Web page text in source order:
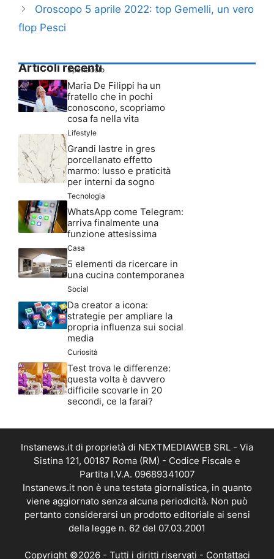
Oroscopo 5 aprile 2022: top Gemelli, un vero
flop Pesci
Articoli recenti
Spettacolo
Maria De Filippi ha un
fratello che in pochi
conoscono, scopriamo
cosa fa nella vita
Lifestyle
Grandi lastre in gres
porcellanato effetto
marmo: lusso e praticità
per interni da sogno
Tecnologia
WhatsApp come Telegram:
arriva finalmente una
funzione attesissima
Casa
5 elementi da ricercare in
una cucina contemporanea
Social
Da creator a icona:
strategie per ampliare la
propria influenza sui social
media
Curiosità
Test trova le differenze:
questa volta è davvero
difficile scovarle in 20
secondi, ce la farai?
Instanews.it di proprietà di NEXTMEDIAWEB SRL - Via
Sistina 121, 00187 Roma (RM) - Codice Fiscale e
Partita I.V.A. 09689341007
Instanews.it non è una testata giornalistica, in quanto
viene aggiornato senza alcuna periodicità. Non può
pertanto considerarsi un prodotto editoriale ai sensi
della legge n. 62 del 07.03.2001
Copyright ©2026 - Tutti i diritti riservati - Contattaci